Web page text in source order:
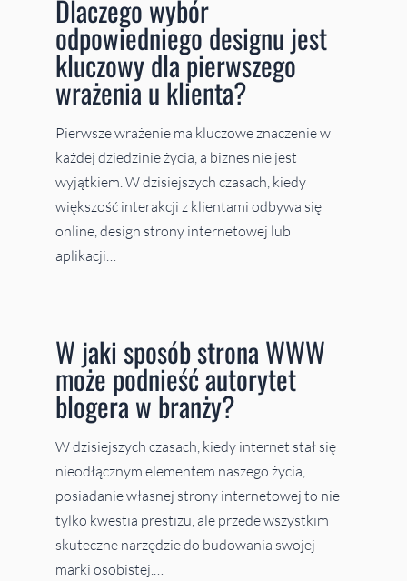
Dlaczego wybór
odpowiedniego designu jest
kluczowy dla pierwszego
wrażenia u klienta?
Pierwsze wrażenie ma kluczowe znaczenie w
każdej dziedzinie życia, a biznes nie jest
wyjątkiem. W dzisiejszych czasach, kiedy
większość interakcji z klientami odbywa się
online, design strony internetowej lub
aplikacji…
W jaki sposób strona WWW
może podnieść autorytet
blogera w branży?
W dzisiejszych czasach, kiedy internet stał się
nieodłącznym elementem naszego życia,
posiadanie własnej strony internetowej to nie
tylko kwestia prestiżu, ale przede wszystkim
skuteczne narzędzie do budowania swojej
marki osobistej.…